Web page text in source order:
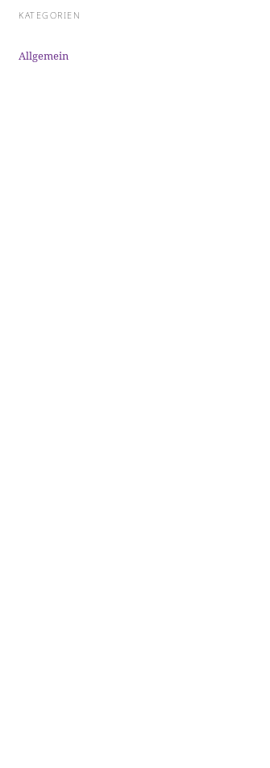
KATEGORIEN
Allgemein